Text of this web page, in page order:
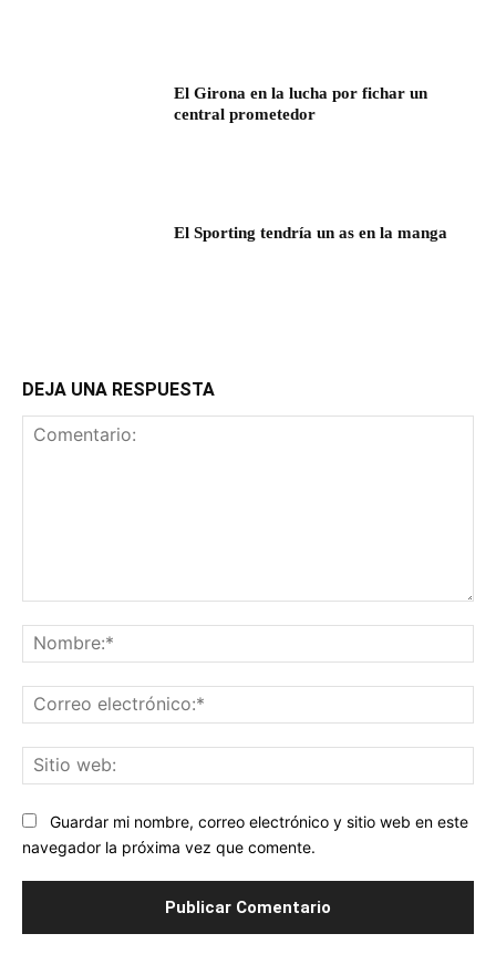
El Girona en la lucha por fichar un
central prometedor
El Sporting tendría un as en la manga
DEJA UNA RESPUESTA
Guardar mi nombre, correo electrónico y sitio web en este
navegador la próxima vez que comente.